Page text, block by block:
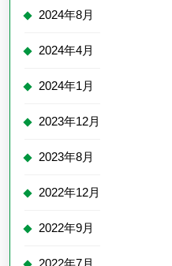
2024年8月
2024年4月
2024年1月
2023年12月
2023年8月
2022年12月
2022年9月
2022年7月